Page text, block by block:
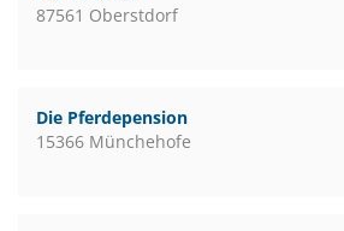
87561 Oberstdorf
Die Pferdepension
15366 Münchehofe